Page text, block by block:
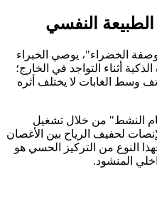
النفسي
الخضراء"، يوصي الخبراء
أثناء التواجد في الخارج؛
وسط الغابات لا يختلف أثره
النشط" من خلال تشغيل
لحفيف الرياح بين الأغصان
النوع من التركيز الحسي هو
المنشود.